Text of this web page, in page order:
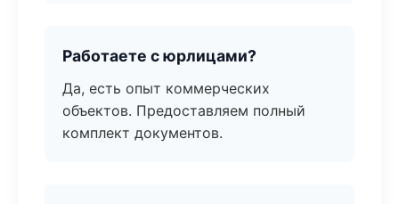
Работаете с юрлицами?
Да, есть опыт коммерческих
объектов. Предоставляем полный
комплект документов.